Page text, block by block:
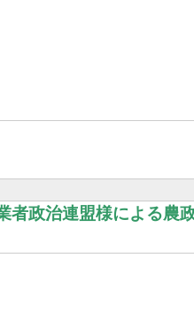
者政治連盟様による農